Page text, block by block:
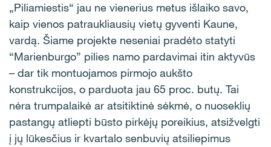
„Piliamiestis“ jau ne vienerius metus išlaiko savo,
kaip vienos patraukliausių vietų gyventi Kaune,
vardą. Šiame projekte neseniai pradėto statyti
“Marienburgo” pilies namo pardavimai itin aktyvūs
– dar tik montuojamos pirmojo aukšto
konstrukcijos, o parduota jau 65 proc. butų. Tai
nėra trumpalaikė ar atsitiktinė sėkmė, o nuoseklių
pastangų atliepti būsto pirkėjų poreikius, atsižvelgti
į jų lūkesčius ir kvartalo senbuvių atsiliepimus